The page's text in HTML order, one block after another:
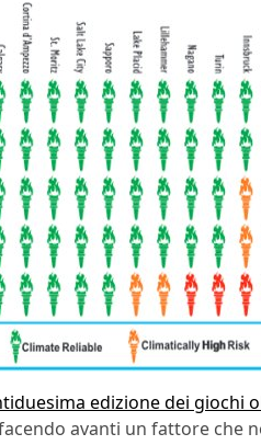
edizione dei giochi
avanti un fattore che